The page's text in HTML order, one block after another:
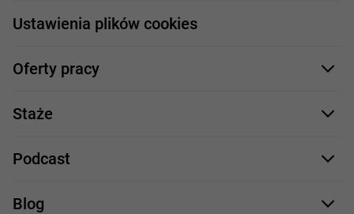
Nasi pracownicy
Nasze projekty
Profile zawodowe
Ustawienia plików cookies
Oferty pracy
Formularz aplikacyjny
.NET
C++
Staże
Staże IT
Podcast
Comarch Careers
Blog